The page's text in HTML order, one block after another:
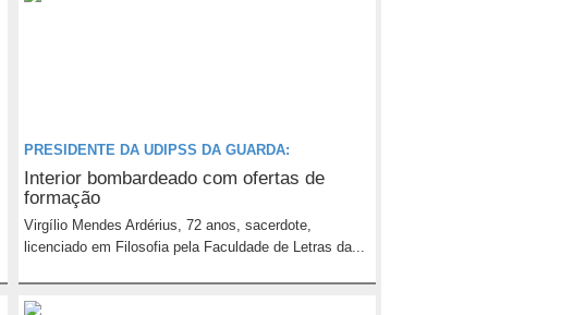
PRESIDENTE DA UDIPSS DA GUARDA:
Interior bombardeado com ofertas de
formação
Virgílio Mendes Ardérius, 72 anos, sacerdote,
licenciado em Filosofia pela Faculdade de Letras da...